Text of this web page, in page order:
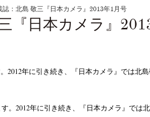
誌：北島 敬三『日本カメラ』2013年1月号
『日本カメラ』
2012年に引き続き、『日本カメラ』では北